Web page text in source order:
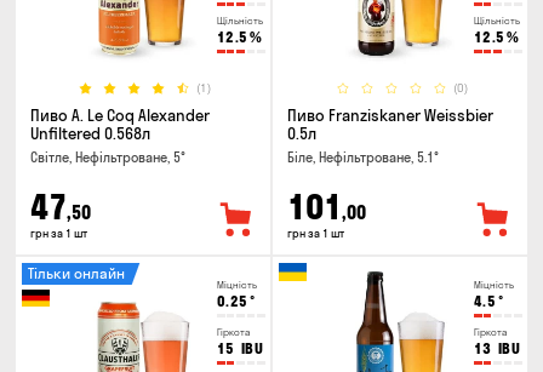
Щільність
12.5 %
(1)
Пиво A. Le Coq Alexander
Unfiltered 0.568л
Світле, Нефільтроване, 5°
47,50
грн за 1 шт
Щільність
12.5 %
(0)
Пиво Franziskaner Weissbier
0.5л
Біле, Нефільтроване, 5.1°
101 ,00
грн за 1 шт
Міцність
0.25 °
Гіркота
15 IBU
Тільки онлайн
Міцність
4.5 °
Гіркота
13 IBU